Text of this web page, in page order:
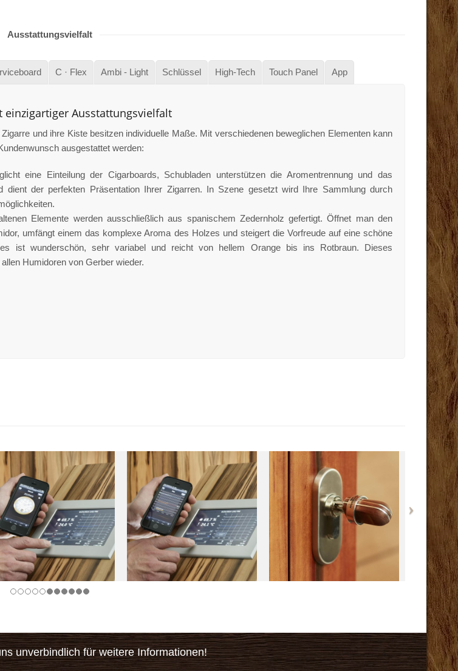
Ausstattungsvielfalt
C · Flex Ambi - Light Schlüssel High-Tech Touch Panel App
einzigartiger Ausstattungsvielfalt
und ihre Kiste besitzen individuelle Maße. Mit verschiedenen beweglichen Elementen kann
ausgestattet werden:
eine Einteilung der Cigarboards, Schubladen unterstützen die Aromentrennung und das
dient der perfekten Präsentation Ihrer Zigarren. In Szene gesetzt wird Ihre Sammlung durch
Elemente werden ausschließlich aus spanischem Zedernholz gefertigt. Öffnet man den
umfängt einem das komplexe Aroma des Holzes und steigert die Vorfreude auf eine schöne
ist wunderschön, sehr variabel und reicht von hellem Orange bis ins Rotbraun. Dieses
Humidoren von Gerber wieder.
unverbindlich für weitere Informationen!